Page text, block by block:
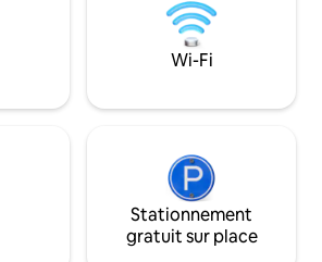
- Très proche du
la ville - Des hôtes
à votre
pour vous -
espaces
Production
Wi-Fi
Stationnement
gratuit sur place